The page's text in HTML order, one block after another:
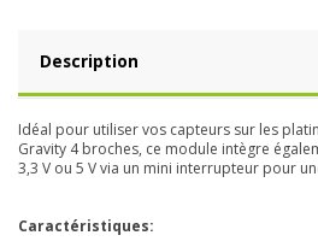
Description
Idéal pour utiliser vos capteurs sur les
Gravity 4 broches, ce module intègre
3,3 V ou 5 V via un mini interrupteur pour
Caractéristiques: